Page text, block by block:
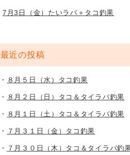
7月3日（金）たいラバ＋タコ釣果
最近の投稿
８月５日（水）タコ釣果
８月２日（日）タコ＆タイラバ釣果
８月１日（土）タコ＆タイラバ釣果
７月３１日（金）タコ釣果
７月３０日（木）タコ＆タイラバ釣